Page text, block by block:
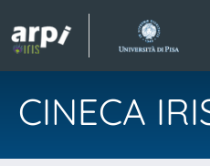
CINECA